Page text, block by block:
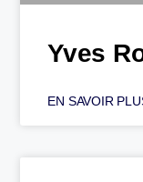
Yves
EN SAVOIR